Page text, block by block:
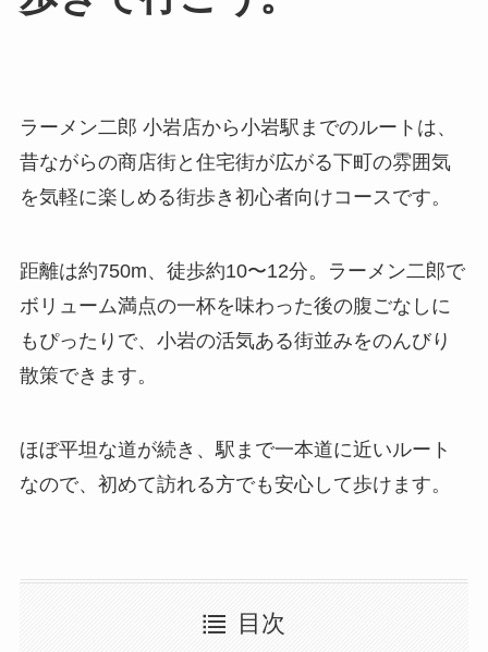
ラーメン二郎 小岩店から小岩駅までのルートは、
昔ながらの商店街と住宅街が広がる下町の雰囲気
を気軽に楽しめる街歩き初心者向けコースです。
距離は約750m、徒歩約10〜12分。ラーメン二郎で
ボリューム満点の一杯を味わった後の腹ごなしに
もぴったりで、小岩の活気ある街並みをのんびり
散策できます。
ほぼ平坦な道が続き、駅まで一本道に近いルート
なので、初めて訪れる方でも安心して歩けます。
目次